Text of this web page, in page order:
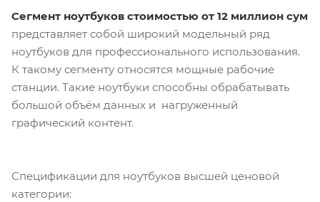
Сегмент ноутбуков стоимостью от 12 миллион сум
представляет собой широкий модельный ряд
ноутбуков для профессионального использования.
К такому сегменту относятся мощные рабочие
станции. Такие ноутбуки способны обрабатывать
большой объём данных и нагруженный
графический контент.
Спецификации для ноутбуков высшей ценовой
категории: